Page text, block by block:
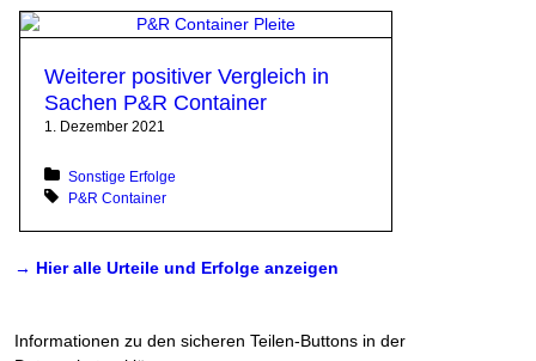
Weiterer positiver Vergleich in
Sachen P&R Container
1. Dezember 2021
Posted in:
Sonstige Erfolge
Tagged with:
P&R Container
→ Hier alle Urteile und Erfolge anzeigen
Informationen zu den sicheren Teilen-Buttons in der